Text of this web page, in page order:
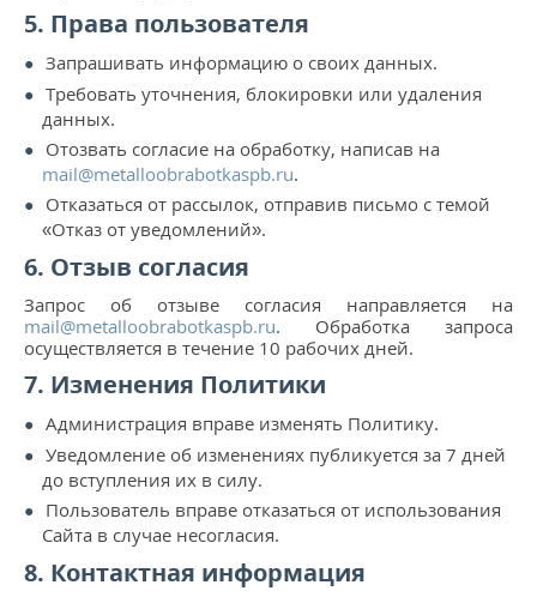
5. Права пользователя
Запрашивать информацию о своих данных.
Требовать уточнения, блокировки или удаления
данных.
Отозвать согласие на обработку, написав на
mail@metalloobrabotkaspb.ru.
Отказаться от рассылок, отправив письмо с темой
«Отказ от уведомлений».
6. Отзыв согласия
Запрос об отзыве согласия направляется на
mail@metalloobrabotkaspb.ru. Обработка запроса
осуществляется в течение 10 рабочих дней.
7. Изменения Политики
Администрация вправе изменять Политику.
Уведомление об изменениях публикуется за 7 дней
до вступления их в силу.
Пользователь вправе отказаться от использования
Сайта в случае несогласия.
8. Контактная информация